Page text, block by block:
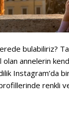
bulabiliriz?
olan annelerin
Instagram’da
renkli